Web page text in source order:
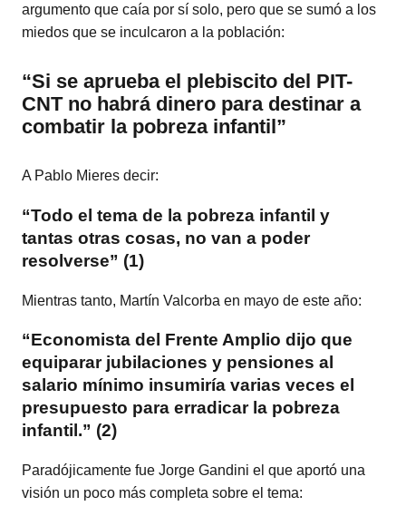
argumento que caía por sí solo, pero que se sumó a los
miedos que se inculcaron a la población:
“Si se aprueba el plebiscito del PIT-
CNT no habrá dinero para destinar a
combatir la pobreza infantil”
A Pablo Mieres decir:
“Todo el tema de la pobreza infantil y
tantas otras cosas, no van a poder
resolverse” (1)
Mientras tanto, Martín Valcorba en mayo de este año:
“Economista del Frente Amplio dijo que
equiparar jubilaciones y pensiones al
salario mínimo insumiría varias veces el
presupuesto para erradicar la pobreza
infantil.” (2)
Paradójicamente fue Jorge Gandini el que aportó una
visión un poco más completa sobre el tema: